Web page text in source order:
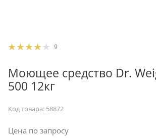
9
Моющее средство Dr.
500 12кг
Код товара: 58872
Цена по запросу